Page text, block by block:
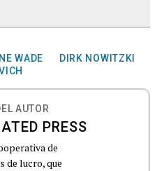
WADE
DIRK NOWITZKI
AUTOR
PRESS
de
de lucro, que